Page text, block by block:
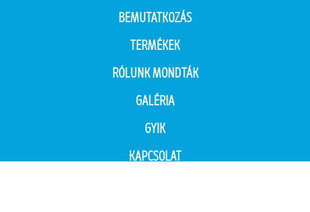
BEMUTATKOZÁS
TERMÉKEK
RÓLUNK MONDTÁK
GALÉRIA
GYIK
KAPCSOLAT